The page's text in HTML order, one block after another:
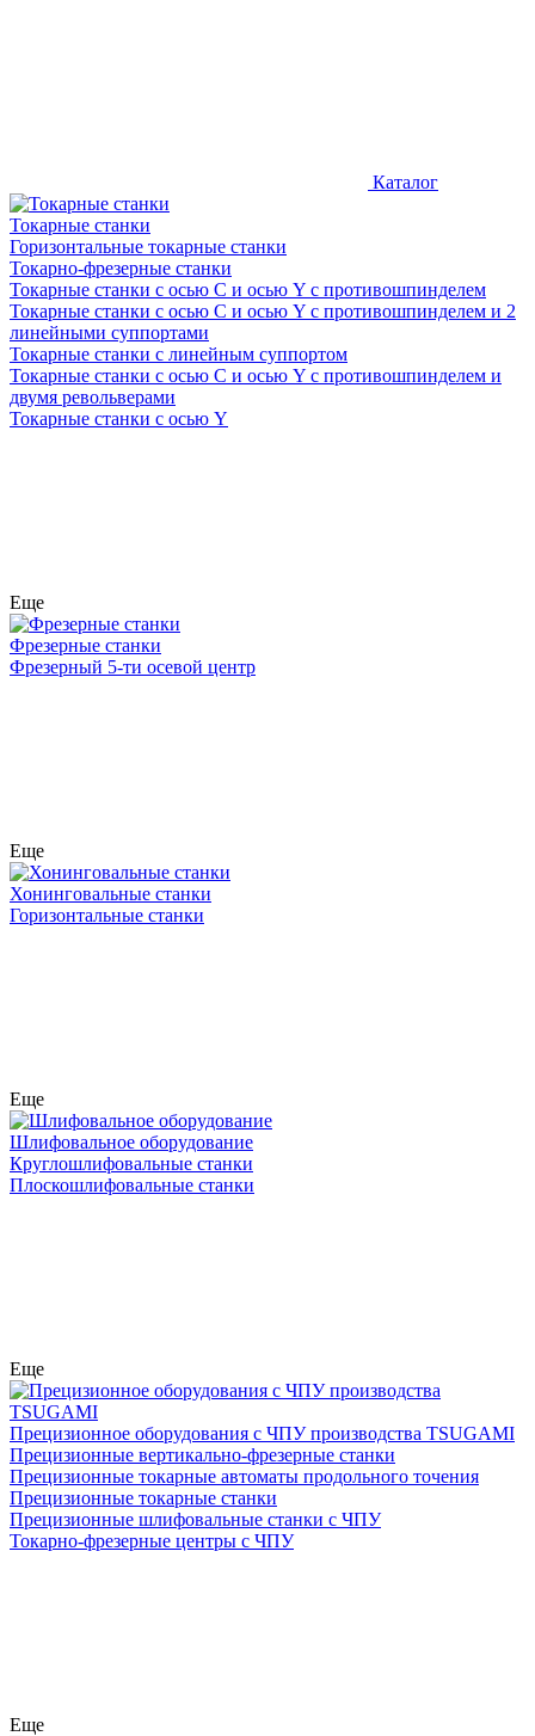
Каталог
Токарные станки
Горизонтальные токарные станки
Токарно-фрезерные станки
Токарные станки c осью C и осью Y с противошпинделем
Токарные станки c осью C и осью Y с противошпинделем и 2
линейными суппортами
Токарные станки с линейным суппортом
Токарные станки с осью C и осью Y с противошпинделем и
двумя револьверами
Токарные станки с осью Y
Еще
Фрезерные станки
Фрезерный 5-ти осевой центр
Еще
Хонинговальные станки
Горизонтальные станки
Еще
Шлифовальное оборудование
Круглошлифовальные станки
Плоскошлифовальные станки
Еще
Прецизионное оборудования с ЧПУ производства TSUGAMI
Прецизионные вертикально-фрезерные станки
Прецизионные токарные автоматы продольного точения
Прецизионные токарные станки
Прецизионные шлифовальные станки с ЧПУ
Токарно-фрезерные центры с ЧПУ
Еще